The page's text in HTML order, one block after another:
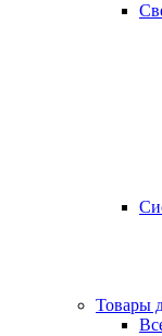
Товары